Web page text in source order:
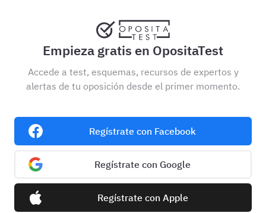
Empieza gratis en OpositaTest
Accede a test, esquemas, recursos de expertos y
alertas de tu oposición desde el primer momento.
Regístrate con Facebook
Regístrate con Google
Regístrate con Apple